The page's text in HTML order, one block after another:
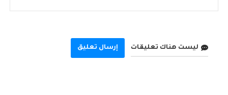
ليست هناك تعليقات إرسال تعليق